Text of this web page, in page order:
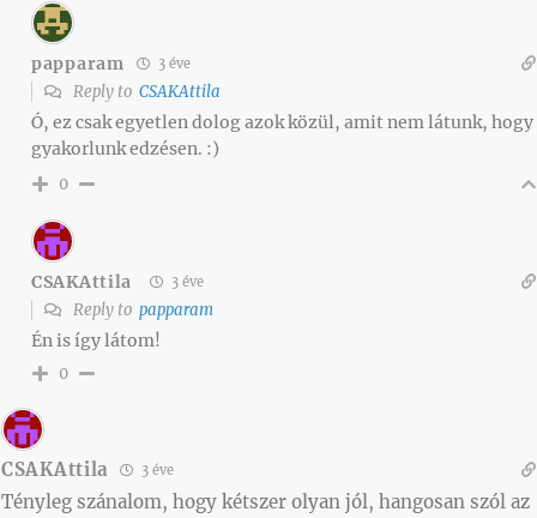
papparam 3 éve
Reply to CSAKAttila
Ó, ez csak egyetlen dolog azok közül, amit nem látunk, hogy
gyakorlunk edzésen. :)
0
CSAKAttila 3 éve
Reply to papparam
Én is így látom!
0
CSAKAttila 3 éve
Tényleg szánalom, hogy kétszer olyan jól, hangosan szól az